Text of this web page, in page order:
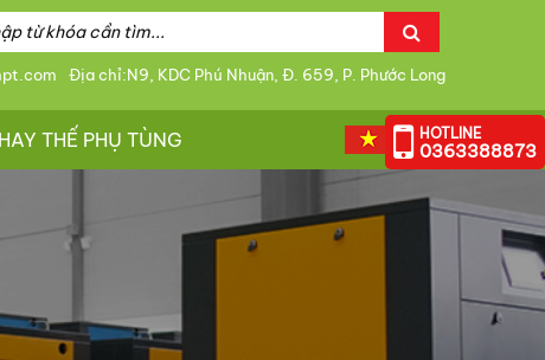
HOTLINE
0363388873
Địa chỉ:N9, KDC Phú Nhuận, Đ. 659, P. Phước Long
THẾ PHỤ TÙNG